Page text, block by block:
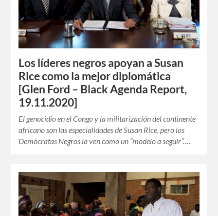
Los líderes negros apoyan a Susan
Rice como la mejor diplomática
[Glen Ford – Black Agenda Report,
19.11.2020]
El genocidio en el Congo y la militarización del continente
africano son las especialidades de Susan Rice, pero los
Demócratas Negros la ven como un “modelo a seguir”….